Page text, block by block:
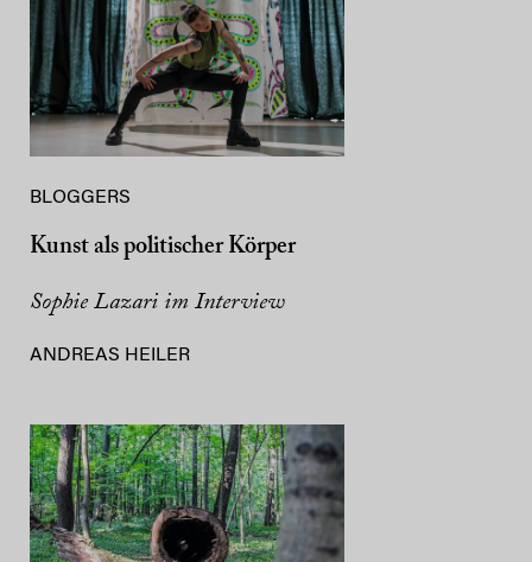
BLOGGERS
Kunst als politischer Körper
Sophie Lazari im Interview
ANDREAS HEILER